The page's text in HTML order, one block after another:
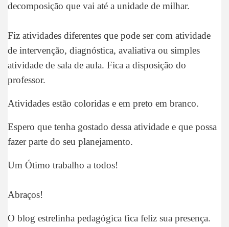
decomposição que vai até a unidade de milhar.
Fiz atividades diferentes que pode ser com atividade
de intervenção, diagnóstica, avaliativa ou simples
atividade de sala de aula. Fica a disposição do
professor.
Atividades estão coloridas e em preto em branco.
Espero que tenha gostado dessa atividade e que possa
fazer parte do seu planejamento.
Um Ótimo trabalho a todos!
Abraços!
O blog estrelinha pedagógica fica feliz sua presença.